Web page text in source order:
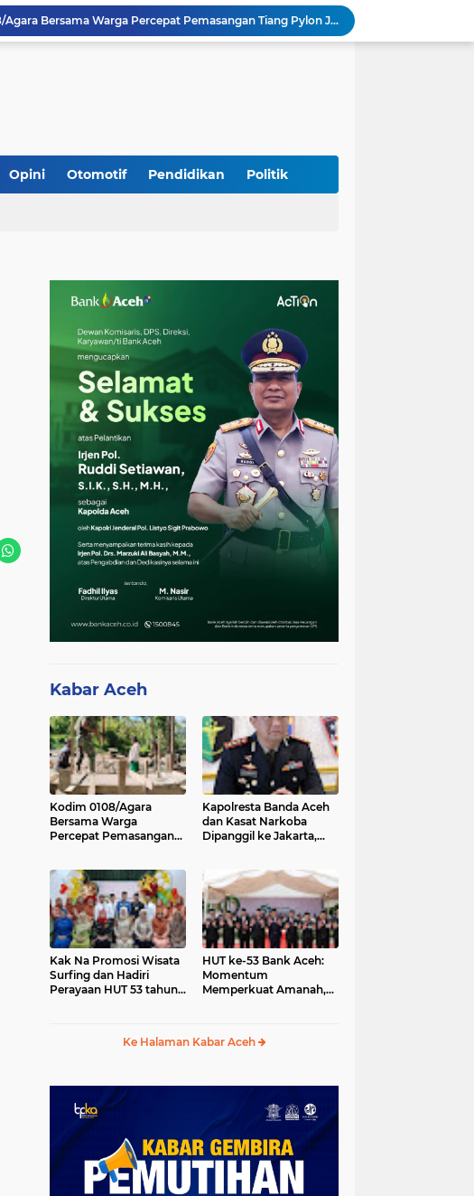
Kodim 0108/Agara Bersama Warga Percepat Pemasangan Tiang Pylon Jembatan Gantung di Desa Lawe Ger-Ger Aceh Tenggara
Kapolresta Banda Aceh dan Kasat Narkoba Dipanggil ke Jakarta, Polda Aceh Tunjuk Plt
Jaga Stabilitas Wilayah, Koramil Montasik Intensifkan Patroli Keamanan di Desa Binaan
Opini Otomotif Pendidikan Politik
Kabar Aceh
Kodim 0108/Agara
Bersama Warga
Percepat Pemasangan
Ger-Ger Aceh Tenggara
Kapolresta Banda Aceh
dan Kasat Narkoba
Dipanggil ke Jakarta,
Kak Na Promosi Wisata
Surfing dan Hadiri
Perayaan HUT 53 tahun
HUT ke-53 Bank Aceh:
Momentum
Memperkuat Amanah,
Ke Halaman Kabar Aceh